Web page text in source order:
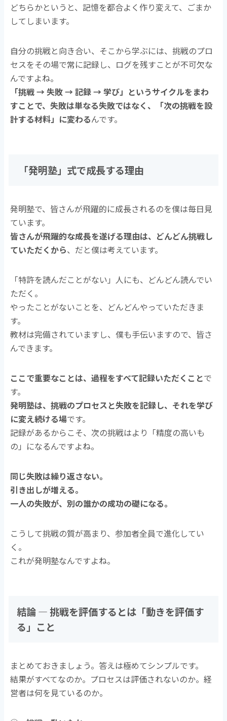
どちらかというと、記憶を都合よく作り変えて、ごまか
してしまいます。
自分の挑戦と向き合い、そこから学ぶには、挑戦のプロ
セスをその場で常に記録し、ログを残すことが不可欠な
んですよね。
「挑戦 → 失敗 → 記録 → 学び」というサイクルをまわ
すことで、失敗は単なる失敗ではなく、「次の挑戦を設
計する材料」に変わるんです。
「発明塾」式で成長する理由
発明塾で、皆さんが飛躍的に成長されるのを僕は毎日見
ています。
皆さんが飛躍的な成長を遂げる理由は、どんどん挑戦し
ていただくから、だと僕は考えています。
「特許を読んだことがない」人にも、どんどん読んでい
ただく。
やったことがないことを、どんどんやっていただきま
す。
教材は完備されていますし、僕も手伝いますので、皆さ
んできます。
ここで重要なことは、過程をすべて記録いただくことで
す。
発明塾は、挑戦のプロセスと失敗を記録し、それを学び
に変え続ける場です。
記録があるからこそ、次の挑戦はより「精度の高いも
の」になるんですよね。
同じ失敗は繰り返さない。
引き出しが増える。
一人の失敗が、別の誰かの成功の礎になる。
こうして挑戦の質が高まり、参加者全員で進化してい
く。
これが発明塾なんですよね。
結論 ― 挑戦を評価するとは「動きを評価す
る」こと
まとめておきましょう。答えは極めてシンプルです。
結果がすべてなのか。プロセスは評価されないのか。経
営者は何を見ているのか。